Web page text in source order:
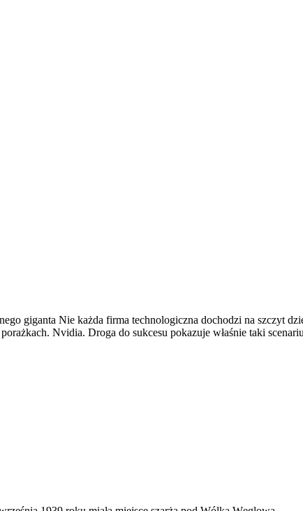
giganta Nie każda firma technologiczna dochodzi na szczyt
Nvidia. Droga do sukcesu pokazuje właśnie taki